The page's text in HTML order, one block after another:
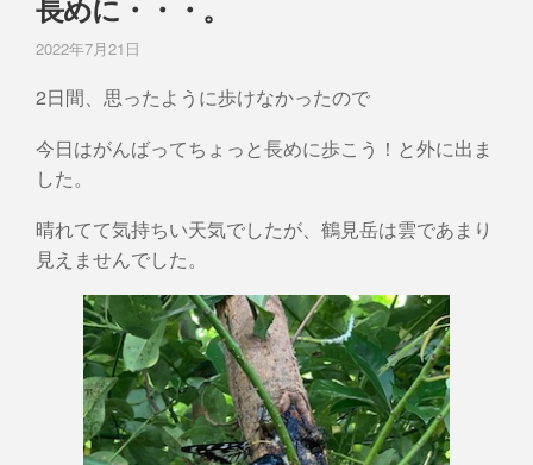
長めに・・・。
2022年7月21日
2日間、思ったように歩けなかったので
今日はがんばってちょっと長めに歩こう！と外に出ま
した。
晴れてて気持ちい天気でしたが、鶴見岳は雲であまり
見えませんでした。